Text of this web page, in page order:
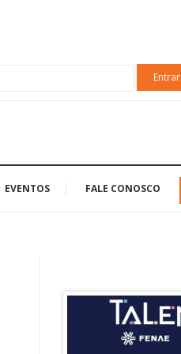
Entrar
EVENTOS FALE CONOSCO